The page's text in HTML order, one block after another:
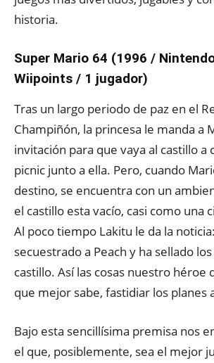
historia.
Super Mario 64 (1996 /
Wiipoints / 1 jugador)
Tras un largo periodo de paz en el
Champiñón, la princesa le manda a
invitación para que vaya al castillo a
picnic junto a ella. Pero, cuando
destino, se encuentra con un
el castillo esta vacío, casi como una
Al poco tiempo Lakitu le da la
secuestrado a Peach y ha sellado
castillo. Así las cosas nuestro héroe
que mejor sabe, fastidiar los planes
Bajo esta sencillísima premisa nos
el que, posiblemente, sea el mejor